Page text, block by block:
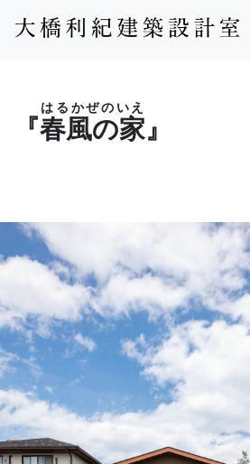
『春風の家
はるかぜのいえ
』